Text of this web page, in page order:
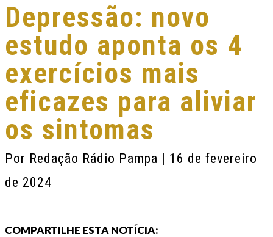
Depressão: novo
estudo aponta os 4
exercícios mais
eficazes para aliviar
os sintomas
Por Redação Rádio Pampa | 16 de fevereiro
de 2024
COMPARTILHE ESTA NOTÍCIA: